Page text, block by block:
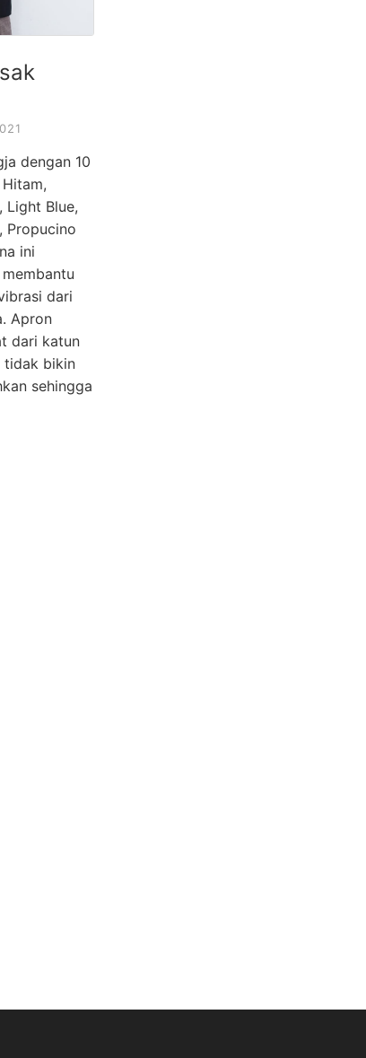
dengan 10
Light Blue,
Propucino
ini
dari
Apron
dari katun
tidak bikin
sehingga